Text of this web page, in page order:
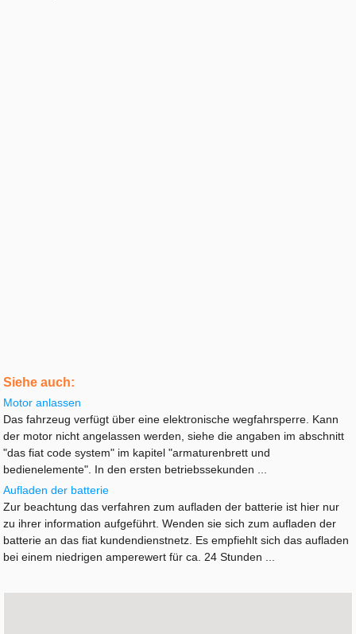
Siehe auch:
Motor anlassen
Das fahrzeug verfügt über eine elektronische wegfahrsperre. Kann
der motor nicht angelassen werden, siehe die angaben im abschnitt
"das fiat code system" im kapitel "armaturenbrett und
bedienelemente". In den ersten betriebssekunden ...
Aufladen der batterie
Zur beachtung das verfahren zum aufladen der batterie ist hier nur
zu ihrer information aufgeführt. Wenden sie sich zum aufladen der
batterie an das fiat kundendienstnetz. Es empfiehlt sich das aufladen
bei einem niedrigen amperewert für ca. 24 Stunden ...